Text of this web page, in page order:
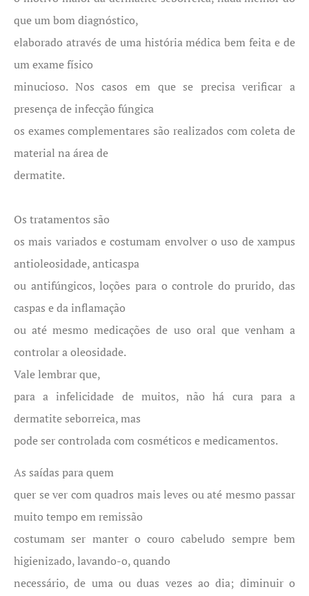
que um bom diagnóstico,
elaborado através de uma história médica bem feita e de
um exame físico
minucioso. Nos casos em que se precisa verificar a
presença de infecção fúngica
os exames complementares são realizados com coleta de
material na área de
dermatite.
Os tratamentos são
os mais variados e costumam envolver o uso de xampus
antioleosidade, anticaspa
ou antifúngicos, loções para o controle do prurido, das
caspas e da inflamação
ou até mesmo medicações de uso oral que venham a
controlar a oleosidade.
Vale lembrar que,
para a infelicidade de muitos, não há cura para a
dermatite seborreica, mas
pode ser controlada com cosméticos e medicamentos.
As saídas para quem
quer se ver com quadros mais leves ou até mesmo passar
muito tempo em remissão
costumam ser manter o couro cabeludo sempre bem
higienizado, lavando-o, quando
necessário, de uma ou duas vezes ao dia; diminuir o